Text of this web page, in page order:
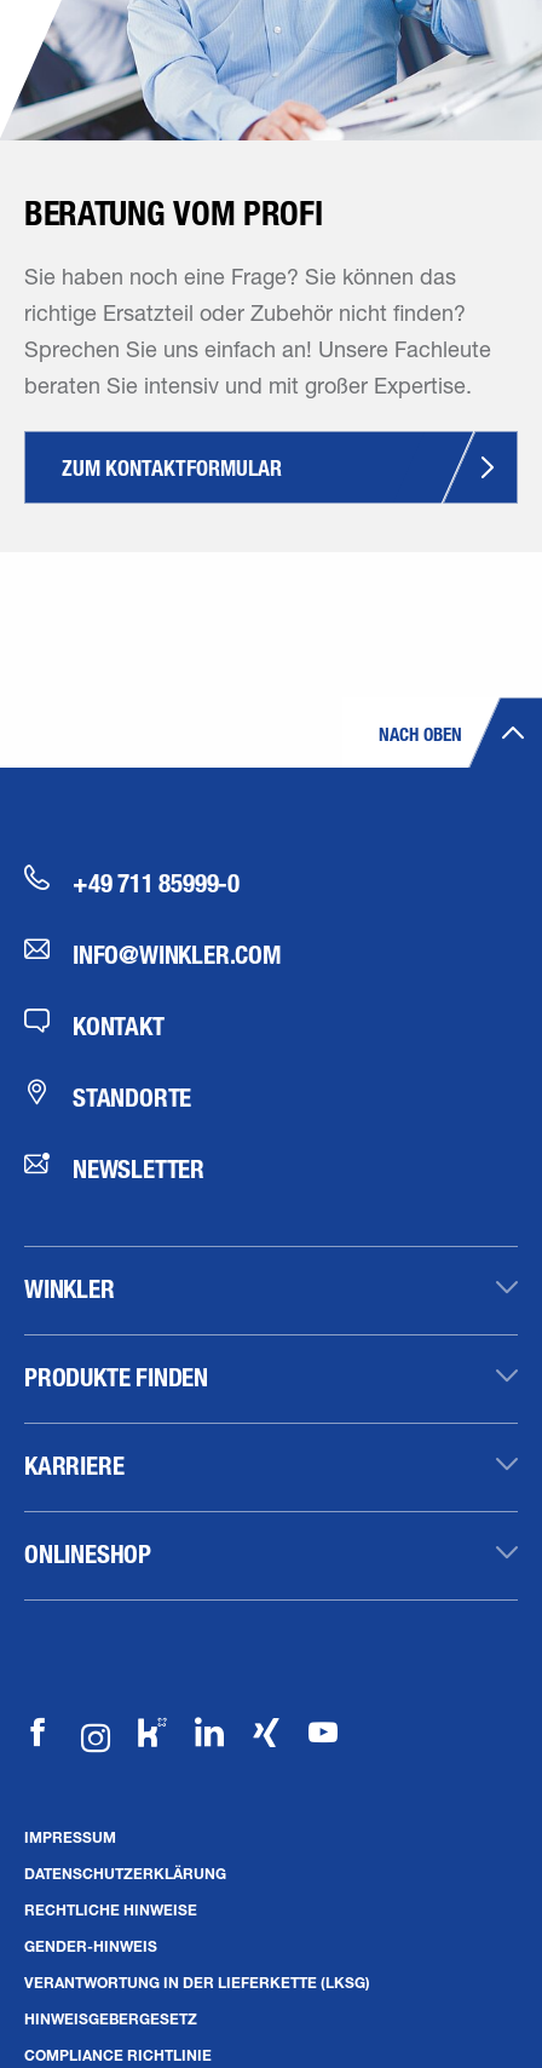
BERATUNG VOM PROFI
Sie haben noch eine Frage? Sie können das
richtige Ersatzteil oder Zubehör nicht finden?
Sprechen Sie uns einfach an! Unsere Fachleute
beraten Sie intensiv und mit großer Expertise.
ZUM KONTAKTFORMULAR
NACH OBEN
+49 711 85999-0
INFO@WINKLER.COM
KONTAKT
STANDORTE
NEWSLETTER
WINKLER
PRODUKTE FINDEN
KARRIERE
ONLINESHOP
IMPRESSUM
DATENSCHUTZERKLÄRUNG
RECHTLICHE HINWEISE
GENDER-HINWEIS
VERANTWORTUNG IN DER LIEFERKETTE (LKSG)
HINWEISGEBERGESETZ
COMPLIANCE RICHTLINIE